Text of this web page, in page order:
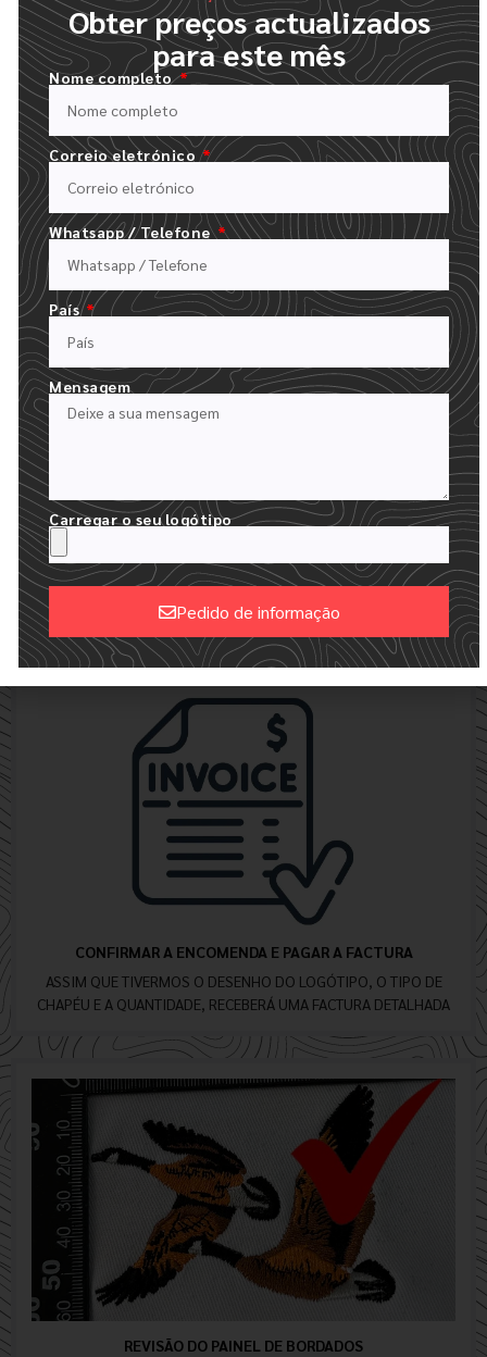
PREENCHER O NOSSO FORMULÁRIO DE ORÇAMENTO
CARREGUE O SEU LOGÓTIPO E DESCREVA A SUA ENCOMENDA
CRIAMOS UMA MAQUETE DIGITAL GRATUITA COM O SEU
LOGÓTIPO
CONFIRMAR A ENCOMENDA E PAGAR A FACTURA
ASSIM QUE TIVERMOS O DESENHO DO LOGÓTIPO, O TIPO DE
CHAPÉU E A QUANTIDADE, RECEBERÁ UMA FACTURA DETALHADA
REVISÃO DO PAINEL DE BORDADOS
Obter preços actualizados
para este mês
Nome completo
Correio eletrónico
Whatsapp / Telefone
País
Mensagem
Carregar o seu logótipo
Pedido de informação
Alternative: